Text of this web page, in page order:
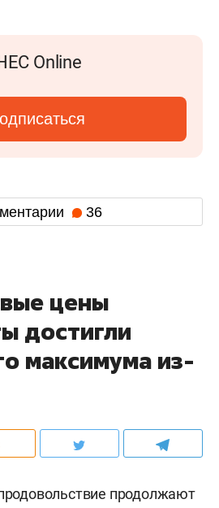
Online
36
цены
достигли
максимума из-
продолжают